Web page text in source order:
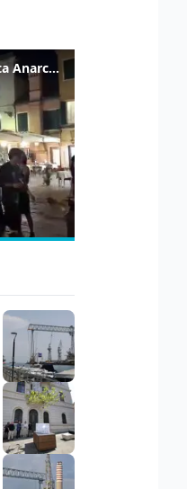
Venezia omaggia Guccini con una Cantata Anarchica in campo Santa Margherita